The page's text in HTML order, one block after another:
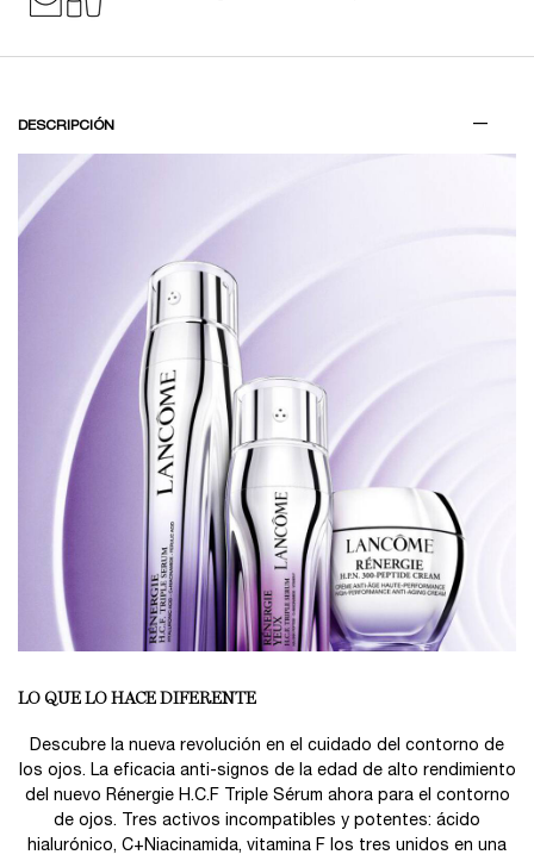
DESCRIPCIÓN
LO QUE LO HACE DIFERENTE
Descubre la nueva revolución en el cuidado del contorno de
los ojos. La eficacia anti-signos de la edad de alto rendimiento
del nuevo Rénergie H.C.F Triple Sérum ahora para el contorno
de ojos. Tres activos incompatibles y potentes: ácido
hialurónico, C+Niacinamida, vitamina F los tres unidos en una